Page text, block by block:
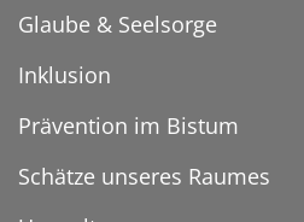
Glaube & Seelsorge
Inklusion
Prävention im Bistum
Schätze unseres Raumes